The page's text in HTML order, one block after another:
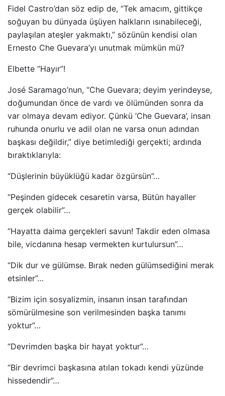
Fidel Castro’dan söz edip de, “Tek amacım, gittikçe
soğuyan bu dünyada üşüyen halkların ısınabileceği,
paylaşılan ateşler yakmaktı,” sözünün kendisi olan
Ernesto Che Guevara’yı unutmak mümkün mü?
Elbette “Hayır”!
José Saramago’nun, “Che Guevara; deyim yerindeyse,
doğumundan önce de vardı ve ölümünden sonra da
var olmaya devam ediyor. Çünkü ‘Che Guevara’, insan
ruhunda onurlu ve adil olan ne varsa onun adından
başkası değildir,” diye betimlediği gerçekti; ardında
bıraktıklarıyla:
“Düşlerinin büyüklüğü kadar özgürsün”…
“Peşinden gidecek cesaretin varsa, Bütün hayaller
gerçek olabilir”…
“Hayatta daima gerçekleri savun! Takdir eden olmasa
bile, vicdanına hesap vermekten kurtulursun”…
“Dik dur ve gülümse. Bırak neden gülümsediğini merak
etsinler”…
“Bizim için sosyalizmin, insanın insan tarafından
sömürülmesine son verilmesinden başka tanımı
yoktur”…
“Devrimden başka bir hayat yoktur”…
“Bir devrimci başkasına atılan tokadı kendi yüzünde
hissedendir”…